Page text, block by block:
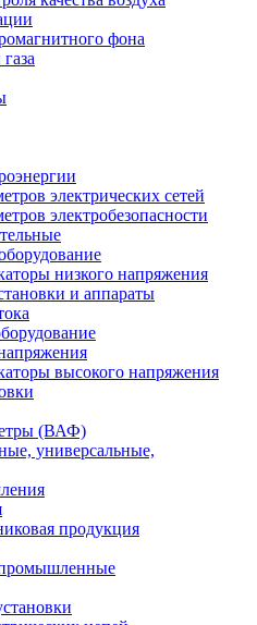
фона
электрических сетей
электробезопасности
низкого напряжения
и аппараты
высокого напряжения
(ВАФ)
универсальные,
продукция